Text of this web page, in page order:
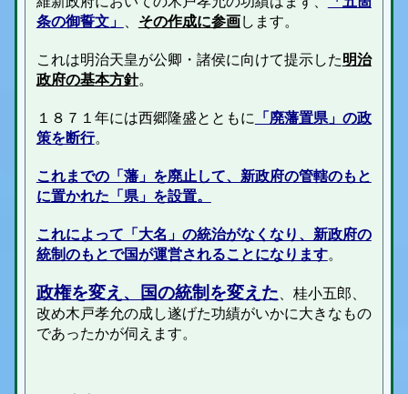
条の御誓文」 、 その作成に参画します。
これは明治天皇が公卿・諸侯に向けて提示した明治
政府の基本方針。
１８７１年には西郷隆盛とともに 「廃藩置県」の政
策を断行。
これまでの「藩」を廃止して、新政府の管轄のもと
に置かれた「県」を設置。
これによって「大名」の統治がなくなり、新政府の
統制のもとで国が運営されることになります。
政権を変え、国の統制を変えた、桂小五郎、
改め木戸孝允の成し遂げた功績がいかに大きなもの
であったかが伺えます。